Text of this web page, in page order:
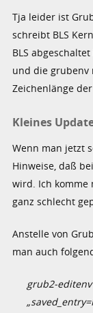
Tja leider ist
schreibt BLS
BLS
und die grubenv
Zeichenlänge
Kleines
Wenn man jetzt
Hinweise, daß
wird. Ich komme
ganz schlecht
Anstelle von
man auch
grub2-